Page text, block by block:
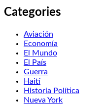
Categories
Aviación
Economía
El Mundo
El País
Guerra
Haití
Historia Política
Nueva York